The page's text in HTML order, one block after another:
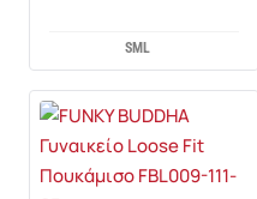
SM L